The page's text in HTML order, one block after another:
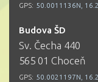
GPS: 50.0011136N,
Budova ŠD
Sv. Čecha 440
565 01 Choceň
GPS: 50.0021197N,